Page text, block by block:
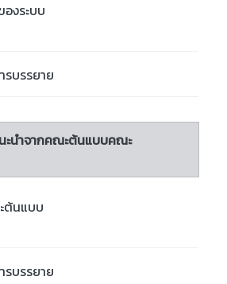
องระบบ
รบรรยาย
ะนำจากคณะต้นแบบคณะ
ต้นแบบ
รบรรยาย